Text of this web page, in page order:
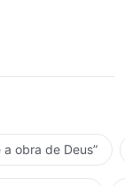
maneira
obra de Deus”